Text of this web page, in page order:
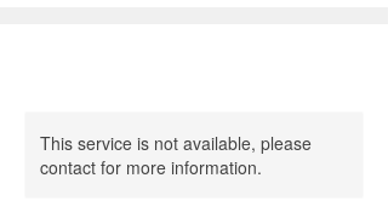
This service is not available, please
contact for more information.